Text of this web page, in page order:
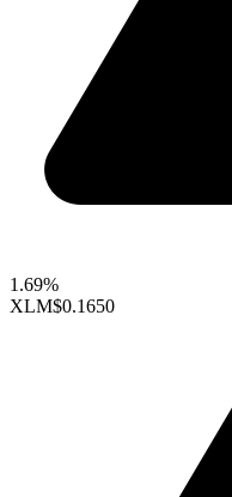
1.69%
XLM$0.1650